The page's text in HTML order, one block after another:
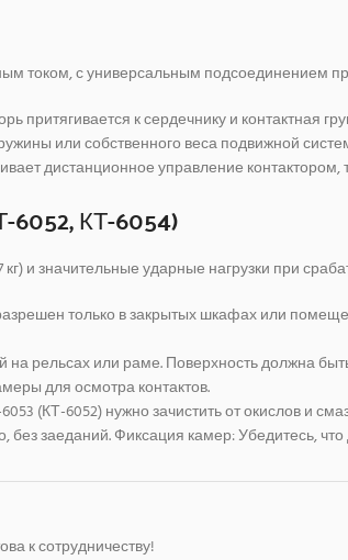
током, с универсальным подсоединением
притягивается к сердечнику и контактная
или собственного веса подвижной
дистанционное управление
КТ-6054)
и значительные ударные нагрузки при
только в закрытых шкафах или
рельсах или раме. Поверхность должна
для осмотра контактов.
(КТ-6052) нужно зачистить от окислов и
заеданий. Фиксация камер: Убедитесь,
к сотрудничеству!